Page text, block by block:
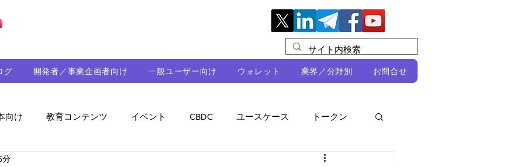
グ 開発者／事業企画者向け 一般ユーザー向け ウォレット 業界／分野別 お問合せ
向け 教育コンテンツ イベント CBDC ユースケース トークン
分